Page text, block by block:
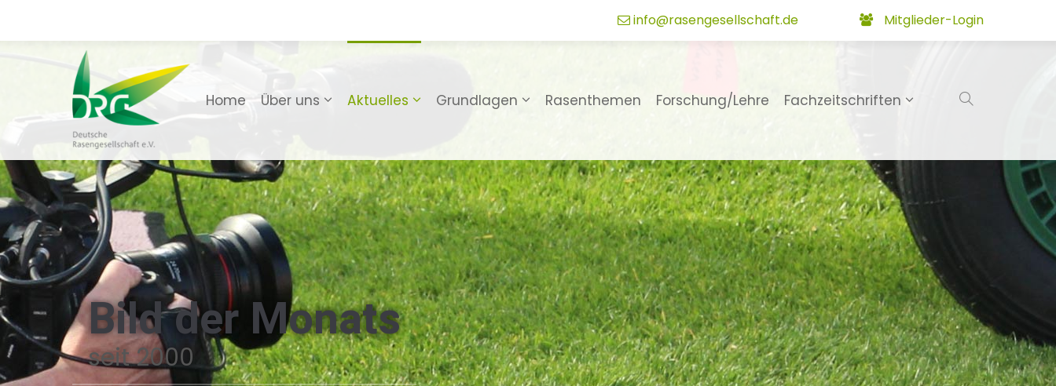
info@rasengesellschaft.de Mitglieder-Login
Home Über uns Aktuelles Grundlagen Rasenthemen Forschung/Lehre Fachzeitschriften
Bild der Monats
seit 2000